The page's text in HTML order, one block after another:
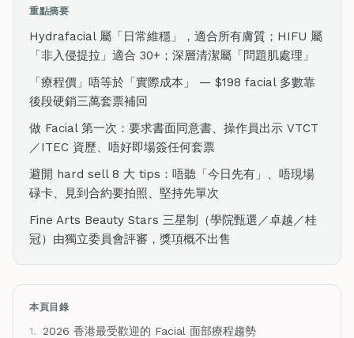
重點摘要
Hydrafacial 屬「日常維穩」，適合所有膚質；HIFU 屬
「非入侵提拉」適合 30+；深層清潔屬「問題肌處理」
「療程價」唔等於「實際成本」 — $198 facial 多數靠
後段硬銷三萬套票補回
做 Facial 第一次：要求書面同意書、操作員出示 VTCT
／ITEC 資歷、唔好即場簽任何套票
避開 hard sell 8 大 tips：唔聽「今日先有」、唔現場
碌卡、見到合約要拍照、堅持先單次
Fine Arts Beauty Stars 三星制（學院甄選／卓越／桂
冠）由獨立委員會評審，獎項概不出售
本頁目錄
1. 2026 香港最受歡迎的 Facial 面部療程趨勢